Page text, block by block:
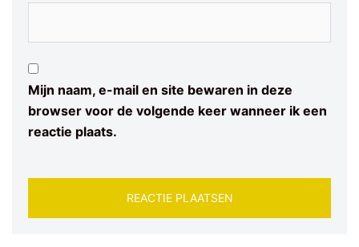
Mijn naam, e-mail en site bewaren in deze
browser voor de volgende keer wanneer ik een
reactie plaats.